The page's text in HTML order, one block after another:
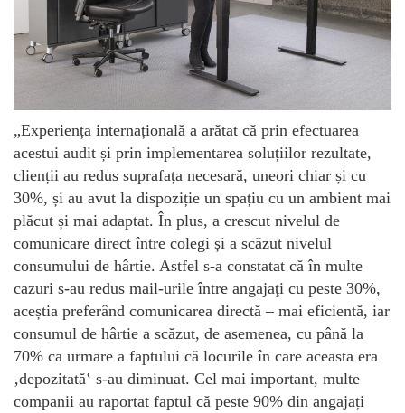
„Experiența internațională a arătat că prin efectuarea
acestui audit și prin implementarea soluțiilor rezultate,
clienții au redus suprafața necesară, uneori chiar și cu
30%, și au avut la dispoziție un spațiu cu un ambient mai
plăcut și mai adaptat. În plus, a crescut nivelul de
comunicare direct între colegi și a scăzut nivelul
consumului de hârtie. Astfel s-a constatat că în multe
cazuri s-au redus mail-urile între angajaţi cu peste 30%,
aceștia preferând comunicarea directă – mai eficientă, iar
consumul de hârtie a scăzut, de asemenea, cu până la
70% ca urmare a faptului că locurile în care aceasta era
‚depozitată‛ s-au diminuat. Cel mai important, multe
companii au raportat faptul că peste 90% din angajați